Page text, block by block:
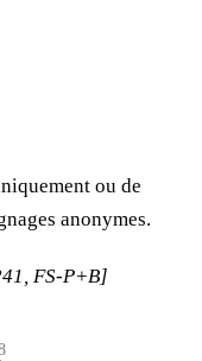
ou de
anonymes.
FS-P+B]